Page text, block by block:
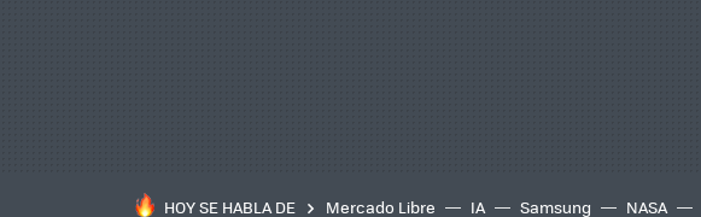
HOY SE HABLA DE Mercado Libre IA Samsung NASA